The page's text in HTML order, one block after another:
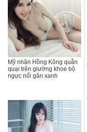
Mỹ nhân Hồng Kông quằn
quại trên giường khoe bộ
ngực nổi gân xanh